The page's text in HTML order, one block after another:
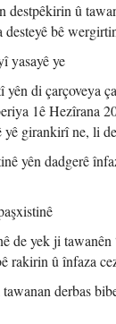
destpêkirin û
bê
yasayê ye
yên di çarçoveya
1ê Hezîrana
yê girankirî ne, li
yên dadgerê
de yek ji tawanên
rakirin û înfaza
derbas